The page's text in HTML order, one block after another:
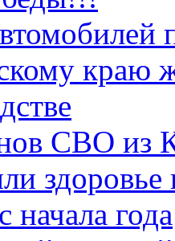
краю
СВО из
года